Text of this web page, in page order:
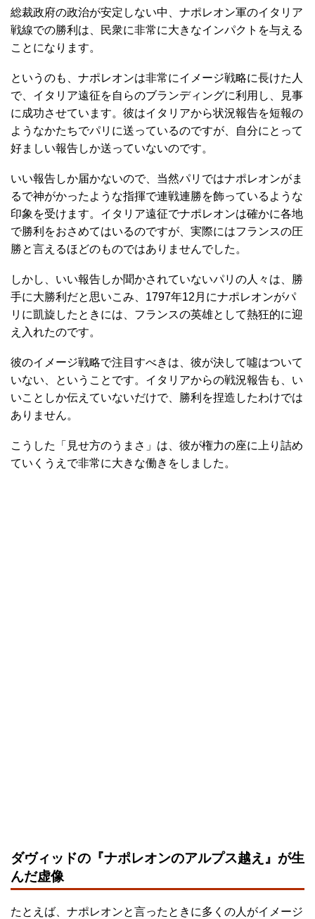
総裁政府の政治が安定しない中、ナポレオン軍のイタリア
戦線での勝利は、民衆に非常に大きなインパクトを与える
ことになります。
というのも、ナポレオンは非常にイメージ戦略に長けた人
で、イタリア遠征を自らのブランディングに利用し、見事
に成功させています。彼はイタリアから状況報告を短報の
ようなかたちでパリに送っているのですが、自分にとって
好ましい報告しか送っていないのです。
いい報告しか届かないので、当然パリではナポレオンがま
るで神がかったような指揮で連戦連勝を飾っているような
印象を受けます。イタリア遠征でナポレオンは確かに各地
で勝利をおさめてはいるのですが、実際にはフランスの圧
勝と言えるほどのものではありませんでした。
しかし、いい報告しか聞かされていないパリの人々は、勝
手に大勝利だと思いこみ、1797年12月にナポレオンがパ
リに凱旋したときには、フランスの英雄として熱狂的に迎
え入れたのです。
彼のイメージ戦略で注目すべきは、彼が決して噓はついて
いない、ということです。イタリアからの戦況報告も、い
いことしか伝えていないだけで、勝利を捏造したわけでは
ありません。
こうした「見せ方のうまさ」は、彼が権力の座に上り詰め
ていくうえで非常に大きな働きをしました。
ダヴィッドの『ナポレオンのアルプス越え』が生
んだ虚像
たとえば、ナポレオンと言ったときに多くの人がイメージ